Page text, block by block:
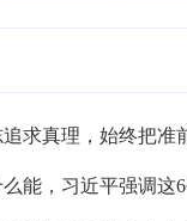
求真理，始终把准
能，习近平强调这